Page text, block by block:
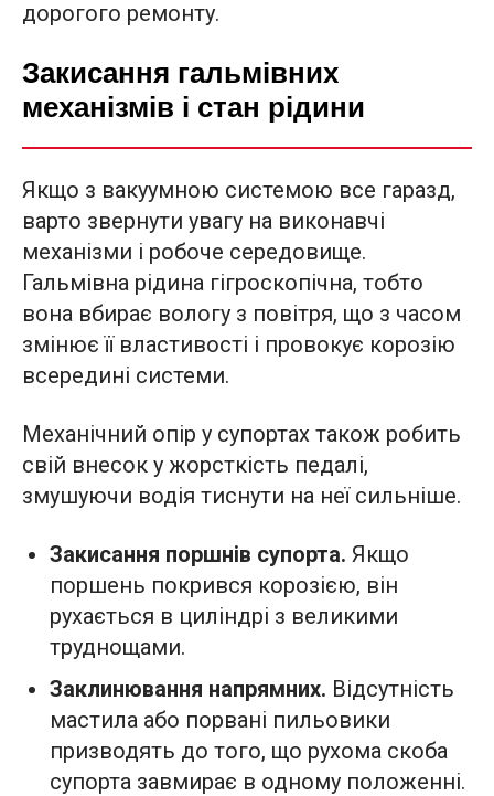
дорогого ремонту.
Закисання гальмівних
механізмів і стан рідини
Якщо з вакуумною системою все гаразд,
варто звернути увагу на виконавчі
механізми і робоче середовище.
Гальмівна рідина гігроскопічна, тобто
вона вбирає вологу з повітря, що з часом
змінює її властивості і провокує корозію
всередині системи.
Механічний опір у супортах також робить
свій внесок у жорсткість педалі,
змушуючи водія тиснути на неї сильніше.
Закисання поршнів супорта. Якщо
поршень покрився корозією, він
рухається в циліндрі з великими
труднощами.
Заклинювання напрямних. Відсутність
мастила або порвані пильовики
призводять до того, що рухома скоба
супорта завмирає в одному положенні.